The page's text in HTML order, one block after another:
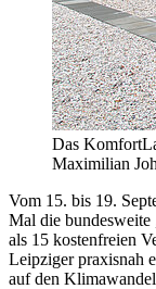
Das
Maximilian
Vom 15. bis 19.
Mal die bundesweite
als 15 kostenfreien
Leipziger praxisnah
auf den